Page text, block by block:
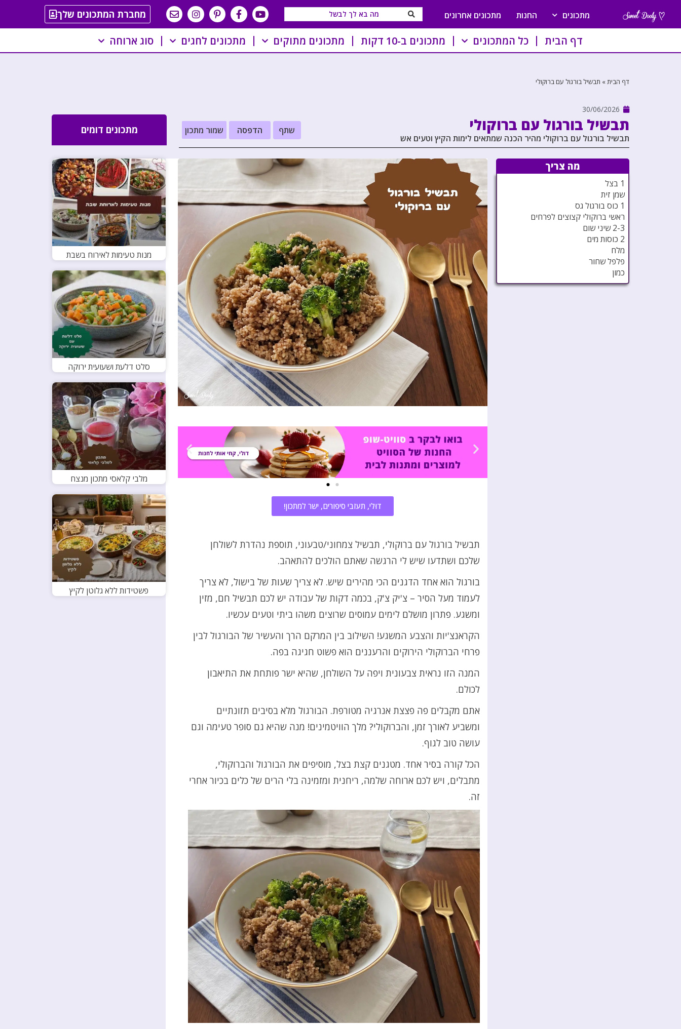
מתכונים החנות מתכונים אחרונים מחברת המתכונים שלך
דף הבית כל המתכונים מתכונים ב-10 דקות מתכונים מתוקים מתכונים לחגים סוג ארוחה
דף הבית» תבשיל בורגול עם ברוקולי
30/06/2026
תבשיל בורגול עם ברוקולי
תבשיל בורגול עם ברוקולי מהיר הכנה שמתאים לימות הקיץ וטעים אש
שתף הדפסה שמור מתכון מתכונים דומים
מה צריך
1 בצל
שמן זית
1 כוס בורגול גס
ראשי ברוקולי קצוצים לפרחים
2-3 שיני שום
2 כוסות מים
מלח
פלפל שחור
כמון
דוּלי, תעזבי סיפורים, ישר למתכון!
תבשיל בורגול עם ברוקולי, תבשיל צמחוני/טבעוני, תוספת נהדרת לשולחן
שלכם ושתדעו שיש לי הרגשה שאתם הולכים להתאהב.
בורגול הוא אחד הדגנים הכי מהירים שיש. לא צריך שעות של בישול, לא צריך
לעמוד מעל הסיר – צ'יק צ'ק, בכמה דקות של עבודה יש לכם תבשיל חם, מזין
ומשגע. פתרון מושלם לימים עמוסים שרוצים משהו ביתי וטעים עכשיו.
הקראנצ'יות והצבע המשגע! השילוב בין המרקם הרך והעשיר של הבורגול לבין
פרחי הברוקולי הירוקים והרעננים הוא פשוט חגיגה בפה.
המנה הזו נראית צבעונית ויפה על השולחן, שהיא ישר פותחת את התיאבון
לכולם.
אתם מקבלים פה פצצת אנרגיה מטורפת. הבורגול מלא בסיבים תזונתיים
ומשביע לאורך זמן, והברוקולי? מלך הוויטמינים! מנה שהיא גם סופר טעימה וגם
עושה טוב לגוף.
הכל קורה בסיר אחד. מטגנים קצת בצל, מוסיפים את הבורגול והברוקולי,
מתבלים, ויש לכם ארוחה שלמה, ריחנית ומזמינה בלי הרים של כלים בכיור אחרי
זה.
מנות טעימות לאירוח בשבת
סלט דלעת ושעועית ירוקה
מלבי קלאסי מתכון מנצח
פשטידות ללא גלוטן לקיץ